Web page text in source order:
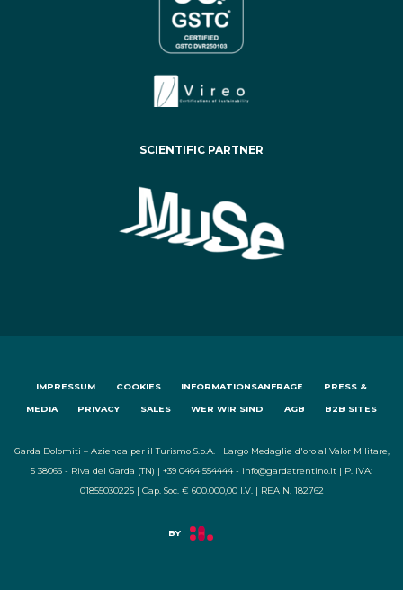
SCIENTIFIC PARTNER
IMPRESSUM COOKIES INFORMATIONSANFRAGE PRESS &
MEDIA PRIVACY SALES WER WIR SIND AGB B2B SITES
Garda Dolomiti – Azienda per il Turismo S.p.A. | Largo Medaglie d'oro al Valor Militare,
5 38066 - Riva del Garda (TN) | +39 0464 554444 - info@gardatrentino.it | P. IVA:
01855030225 | Cap. Soc. € 600.000,00 I.V. | REA N. 182762